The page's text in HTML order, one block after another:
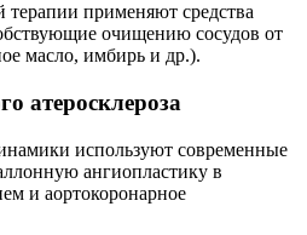
терапии применяют средства
очищению сосудов от
масло, имбирь и др.).
атеросклероза
используют современные
ангиопластику в
и аортокоронарное